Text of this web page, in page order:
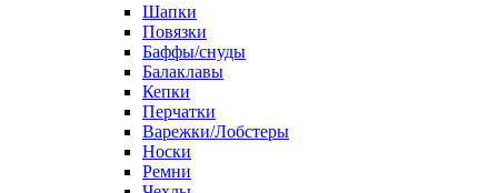
Шапки
Повязки
Баффы/снуды
Балаклавы
Кепки
Перчатки
Варежки/Лобстеры
Носки
Ремни